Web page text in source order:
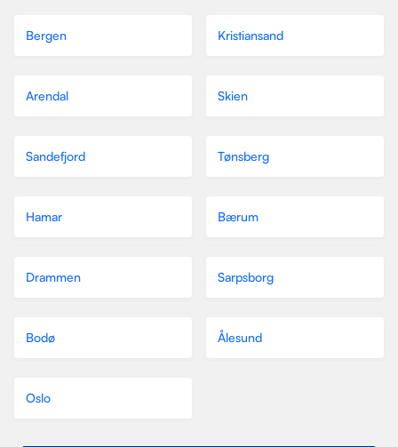
Bergen Kristiansand
Arendal Skien
Sandefjord Tønsberg
Hamar Bærum
Drammen Sarpsborg
Bodø Ålesund
Oslo